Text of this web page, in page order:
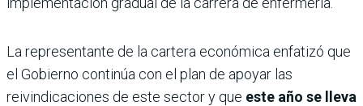
La representante de la cartera económica enfatizó que
el Gobierno continúa con el plan de apoyar las
reivindicaciones de este sector y que este año se lleva